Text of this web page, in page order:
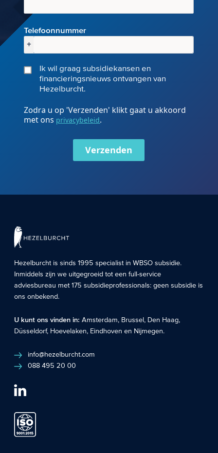
Telefoonnummer
+
Ik wil graag subsidiekansen en
financieringsnieuws ontvangen van
Hezelburcht.
Zodra u op 'Verzenden' klikt gaat u akkoord
met ons privacybeleid.
Verzenden
Hezelburcht is sinds 1995 specialist inWBSO subsidie.
Inmiddels zijn we uitgegroeid tot een full-service
adviesbureau met 175 subsidieprofessionals: geen subsidie is
ons onbekend.
U kunt ons vinden in:Amsterdam, Brussel , Den Haag,
Düsseldorf, Hoevelaken, Eindhoven en Nijmegen.
info@hezelburcht.com
088 495 20 00